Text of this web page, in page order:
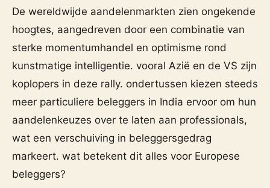
De wereldwijde aandelenmarkten zien ongekende
hoogtes, aangedreven door een combinatie van
sterke momentumhandel en optimisme rond
kunstmatige intelligentie. vooral Azië en de VS zijn
koplopers in deze rally. ondertussen kiezen steeds
meer particuliere beleggers in India ervoor om hun
aandelenkeuzes over te laten aan professionals,
wat een verschuiving in beleggersgedrag
markeert. wat betekent dit alles voor Europese
beleggers?